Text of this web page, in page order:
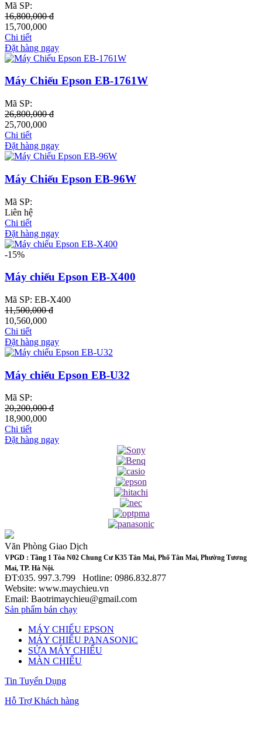
Mã SP:
16,800,000 đ
15,700,000
Chi tiết
Đặt hàng ngay
Máy Chiếu Epson EB-1761W
Mã SP:
26,800,000 đ
25,700,000
Chi tiết
Đặt hàng ngay
Máy Chiếu Epson EB-96W
Mã SP:
Liên hệ
Chi tiết
Đặt hàng ngay
-15%
Máy chiếu Epson EB-X400
Mã SP: EB-X400
11,500,000 đ
10,560,000
Chi tiết
Đặt hàng ngay
Máy chiếu Epson EB-U32
Mã SP:
20,200,000 đ
18,900,000
Chi tiết
Đặt hàng ngay
Văn Phòng Giao Dịch
VPGD : Tầng 1 Tòa N02 Chung Cư K35 Tân Mai, Phố Tân Mai, Phường Tương
Mai, TP. Hà Nội.
ĐT:035. 997.3.799 Hotline: 0986.832.877
Website: www.maychieu.vn
Email: Baotrimaychieu@gmail.com
Sản phẩm bán chạy
MÁY CHIẾU EPSON
MÁY CHIẾU PANASONIC
SỬA MÁY CHIẾU
MÀN CHIẾU
Tin Tuyển Dụng
Hỗ Trợ Khách hàng